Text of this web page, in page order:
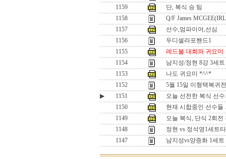
1159
단, 복식 승 팀
1158
Q/F James
1157
선수,엄파이어,선심
1156
두디셀라포핸드1
1155
레드볼 대회와 귀요미
1154
남지성/정현 8강 3세
1153
나도 귀요미 *^^*
1152
5월 15일 이형택복귀
▶
1151
오늘 선전한 복식 선수
1150
현재 시합중인 선수들
1149
오늘 복식, 단식 2회전
1148
정현 vs 정석영1세트
1147
남지성vs양증화 1세